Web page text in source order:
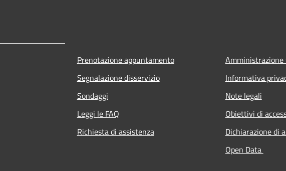
Prenotazione appuntamento
Segnalazione disservizio
Sondaggi
Leggi le FAQ
Richiesta di assistenza
Informativa
Note legali
Obiettivi di
Dichiarazione di
Open Data